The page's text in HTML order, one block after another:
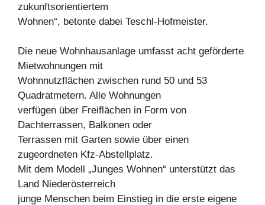
zukunftsorientiertem
Wohnen“, betonte dabei Teschl-Hofmeister.
Die neue Wohnhausanlage umfasst acht geförderte
Mietwohnungen mit
Wohnnutzflächen zwischen rund 50 und 53
Quadratmetern. Alle Wohnungen
verfügen über Freiflächen in Form von
Dachterrassen, Balkonen oder
Terrassen mit Garten sowie über einen
zugeordneten Kfz-Abstellplatz.
Mit dem Modell „Junges Wohnen“ unterstützt das
Land Niederösterreich
junge Menschen beim Einstieg in die erste eigene